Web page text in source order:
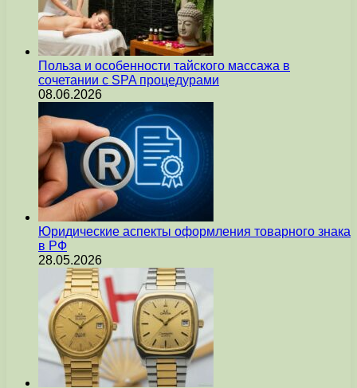
Польза и особенности тайского массажа в
сочетании с SPA процедурами
08.06.2026
Юридические аспекты оформления товарного знака
в РФ
28.05.2026